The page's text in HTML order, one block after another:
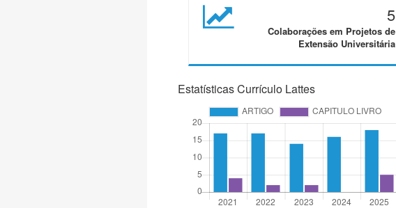
5
Colaborações em Projetos de
Extensão Universitária
Estatísticas Currículo Lattes